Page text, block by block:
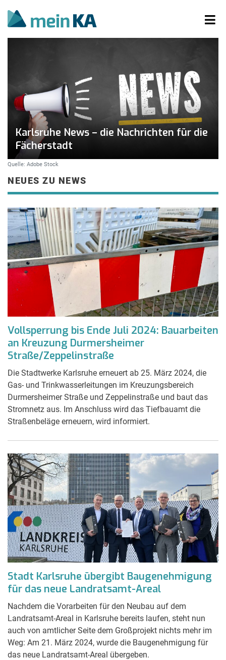
Karlsruhe News – die Nachrichten für die
Fächerstadt
Quelle: Adobe Stock
NEUES ZU NEWS
Vollsperrung bis Ende Juli 2024: Bauarbeiten
an Kreuzung Durmersheimer
Straße/Zeppelinstraße
Die Stadtwerke Karlsruhe erneuert ab 25. März 2024, die
Gas- und Trinkwasserleitungen im Kreuzungsbereich
Durmersheimer Straße und Zeppelinstraße und baut das
Stromnetz aus. Im Anschluss wird das Tiefbauamt die
Straßenbeläge erneuern, wird informiert.
Stadt Karlsruhe übergibt Baugenehmigung
für das neue Landratsamt-Areal
Nachdem die Vorarbeiten für den Neubau auf dem
Landratsamt-Areal in Karlsruhe bereits laufen, steht nun
auch von amtlicher Seite dem Großprojekt nichts mehr im
Weg: Am 21. März 2024, wurde die Baugenehmigung für
das neue Landratsamt-Areal übergeben.